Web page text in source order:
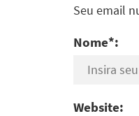
Seu email
Nome*:
Website: